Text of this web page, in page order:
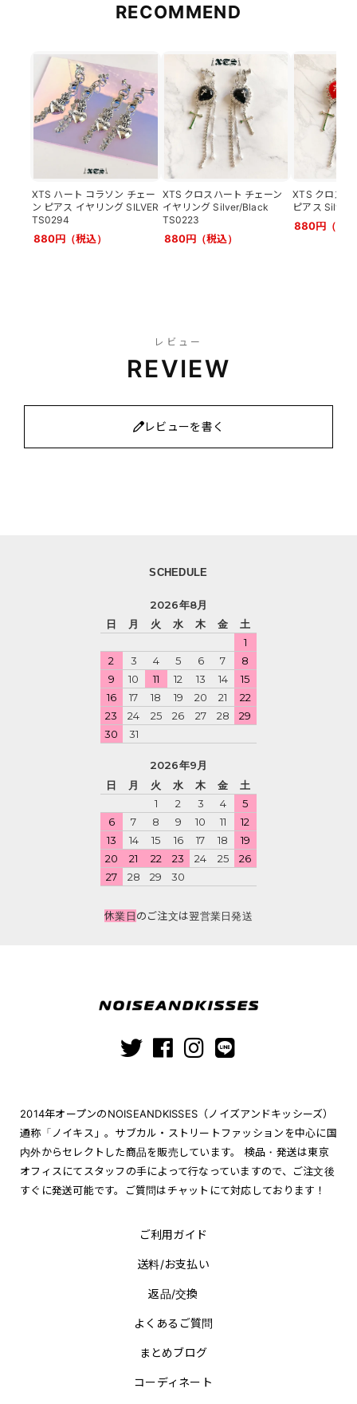
RECOMMEND
XTS ハート コラソン チェー
ン ピアス イヤリング SILVER
TS0294
880円（税込）
XTS クロスハート チェーン
イヤリング Silver/Black
TS0223
880円（税込）
XTS クロスハ
ピアス Silver/
880円（税
レビュー
REVIEW
レビューを書く
SCHEDULE
2026年8月
日
月 火 水 木 金
土
1
2
3 4 5 6 7
8
9
10 11 12 13 14
15
16
17 18 19 20 21
22
23
24 25 26 27 28
29
30
31
2026年9月
日
月 火 水 木 金
土
1
2 3 4
5
6
7 8 9 10 11
12
13
14 15 16 17 18
19
20
21 22 23 24 25
26
27
28 29 30
休業日のご注文は翌営業日発送
2014年オープンのNOISEANDKISSES（ノイズアンドキッシーズ）
通称「ノイキス」。サブカル・ストリートファッションを中心に国
内外からセレクトした商品を販売しています。 検品・発送は東京
オフィスにてスタッフの手によって行なっていますので、ご注文後
すぐに発送可能です。ご質問はチャットにて対応しております！
ご利用ガイド
送料/お支払い
返品/交換
よくあるご質問
まとめブログ
コーディネート